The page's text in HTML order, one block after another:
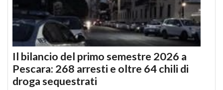
Il bilancio del primo semestre 2026 a
Pescara: 268 arresti e oltre 64 chili di
droga sequestrati